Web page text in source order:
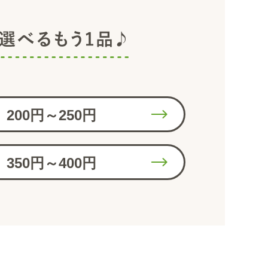
200円～250円
350円～400円